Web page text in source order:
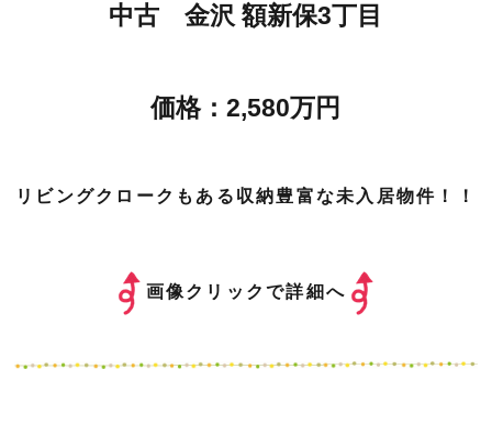
中古 金沢 額新保3丁目
価格：2,580万円
リビングクロークもある収納豊富な未入居物件！！
画像クリックで詳細へ